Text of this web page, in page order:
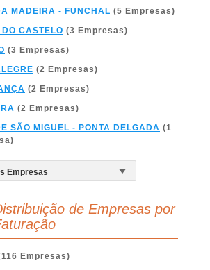
MADEIRA - FUNCHAL (5 Empresas)
CASTELO (3 Empresas)
(3 Empresas)
(2 Empresas)
(2 Empresas)
(2 Empresas)
SÃO MIGUEL - PONTA DELGADA (1
de Empresas por
Empresas)